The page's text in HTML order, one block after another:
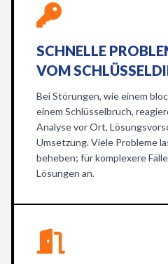
SCHNELLE
VOM
Bei Störungen, wie einem
einem Schlüsselbruch,
Analyse vor Ort,
Umsetzung. Viele Probleme
beheben; für komplexere
Lösungen an.